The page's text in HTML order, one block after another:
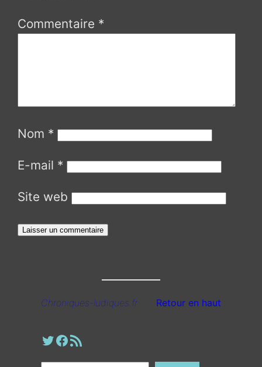
Commentaire *
Nom *
E-mail *
Site web
Chroniques-ludiques.fr Retour en haut
Profil Twitter
Page Facebook
Fil RSS